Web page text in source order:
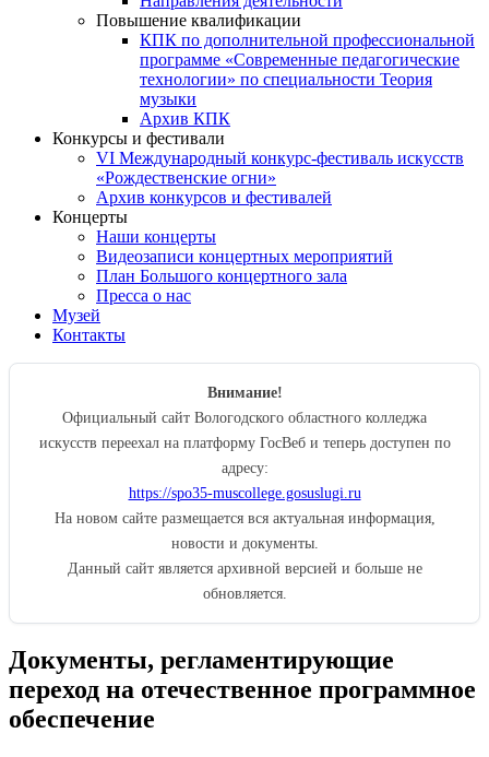
Повышение квалификации
КПК по дополнительной профессиональной
программе «Современные педагогические
технологии» по специальности Теория
музыки
Архив КПК
Конкурсы и фестивали
VI Международный конкурс-фестиваль искусств
«Рождественские огни»
Архив конкурсов и фестивалей
Концерты
Наши концерты
Видеозаписи концертных мероприятий
План Большого концертного зала
Пресса о нас
Музей
Контакты
Внимание!
Официальный сайт Вологодского областного колледжа
искусств переехал на платформу ГосВеб и теперь доступен по
адресу:
https://spo35-muscollege.gosuslugi.ru
На новом сайте размещается вся актуальная информация,
новости и документы.
Данный сайт является архивной версией и больше не
обновляется.
Документы, регламентирующие
переход на отечественное программное
обеспечение